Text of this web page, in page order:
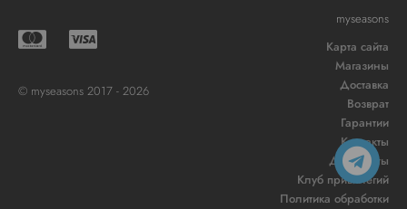
© myseasons 2017 - 2026
myseasons
Карта сайта
Магазины
Доставка
Возврат
Гарантии
Контакты
Документы
Клуб привилегий
Политика обработки